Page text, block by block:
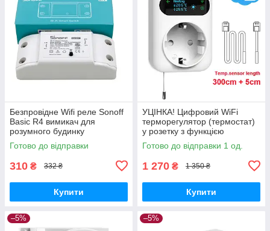
Безпровідне Wifi реле Sonoff
Basic R4 вимикач для
розумного будинку
Готово до відправки
310 ₴ 332 ₴
Купити
УЦІНКА! Цифровий WiFi
терморегулятор (термостат)
у розетку з функцією
програмування
Готово до відправки 1 од.
1 270 ₴ 1 350 ₴
Купити
–5% –5%